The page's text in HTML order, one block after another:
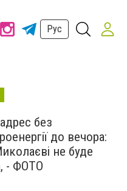
Рус
без
до вечора:
не буде
- ФОТО